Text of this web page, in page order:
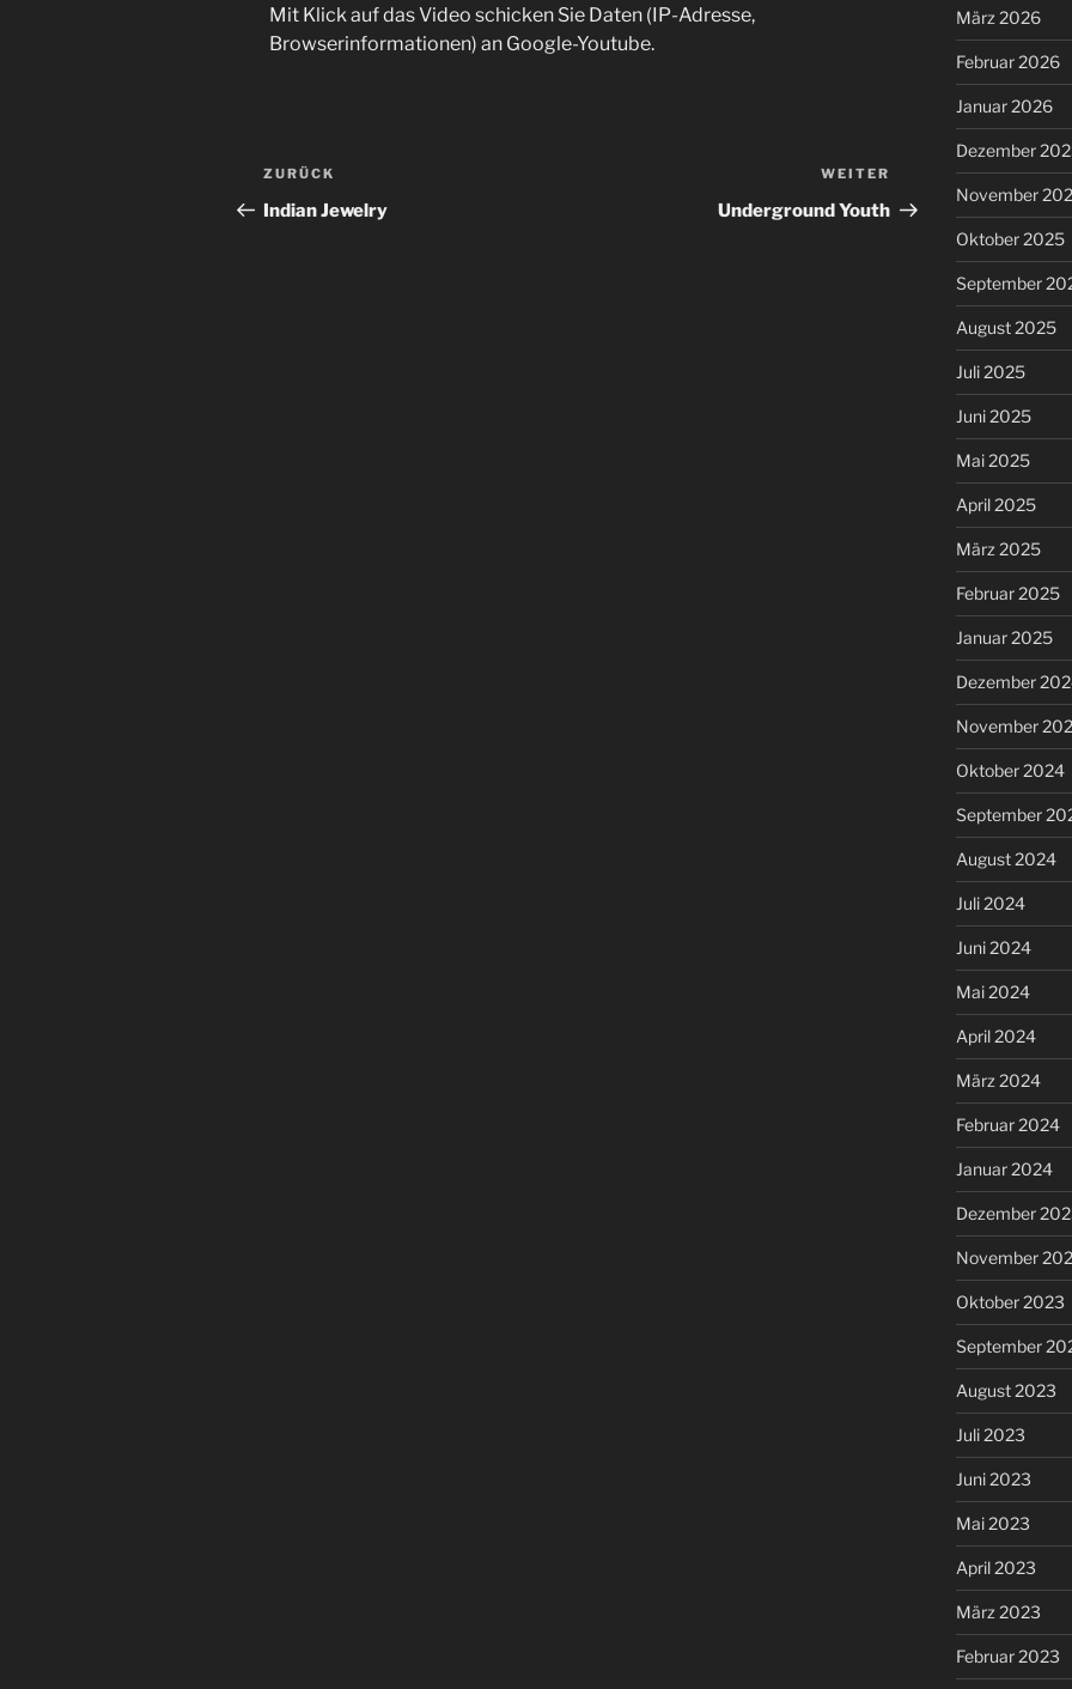
Mit Klick auf das Video schicken Sie Daten (IP-Adresse,
Browserinformationen) an Google-Youtube.
Beitragsnavigation
Vorheriger
Beitrag
ZURÜCK
Indian Jewelry
Nächster
Beitrag
WEITER
Underground Youth
März 2026
Februar 2026
Januar 2026
Dezember
November
Oktober 2025
September
August 2025
Juli 2025
Juni 2025
Mai 2025
April 2025
März 2025
Februar 2025
Januar 2025
Dezember
November
Oktober 2024
September
August 2024
Juli 2024
Juni 2024
Mai 2024
April 2024
März 2024
Februar 2024
Januar 2024
Dezember
November
Oktober 2023
September
August 2023
Juli 2023
Juni 2023
Mai 2023
April 2023
März 2023
Februar 2023